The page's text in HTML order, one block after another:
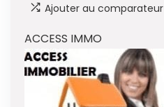
Ajouter au comparateur
ACCESS IMMO